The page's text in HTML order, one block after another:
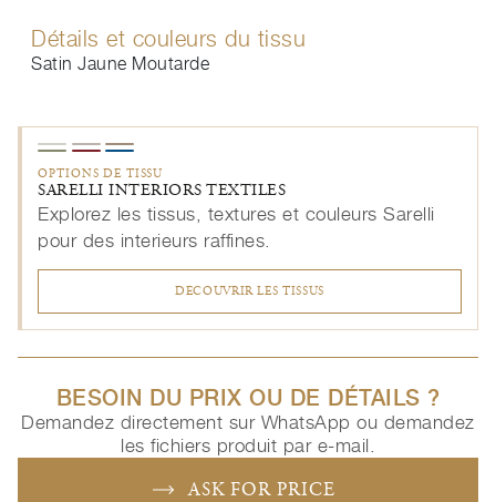
Détails et couleurs du tissu
Satin Jaune Moutarde
OPTIONS DE TISSU
SARELLI INTERIORS TEXTILES
Explorez les tissus, textures et couleurs Sarelli
pour des interieurs raffines.
DECOUVRIR LES TISSUS
BESOIN DU PRIX OU DE DÉTAILS ?
Demandez directement sur WhatsApp ou demandez
les fichiers produit par e-mail.
ASK FOR PRICE